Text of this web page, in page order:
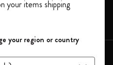
料になります。セ
ト品は適用外。
を作成して限定オフ
に多くのインスピ
入れましょう。
your items shipping
your region or country